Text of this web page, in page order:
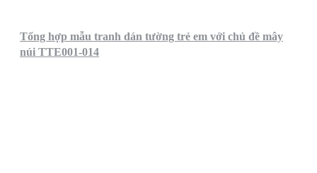
Tổng hợp mẫu tranh dán tường trẻ em với chủ đề mây
núi TTE001-014